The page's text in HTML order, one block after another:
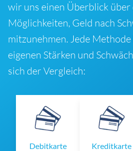
wir uns einen Überblick über
Möglichkeiten, Geld nach
mitzunehmen. Jede
eigenen Stärken und
sich der Vergleich:
Debitkarte Kreditkarte